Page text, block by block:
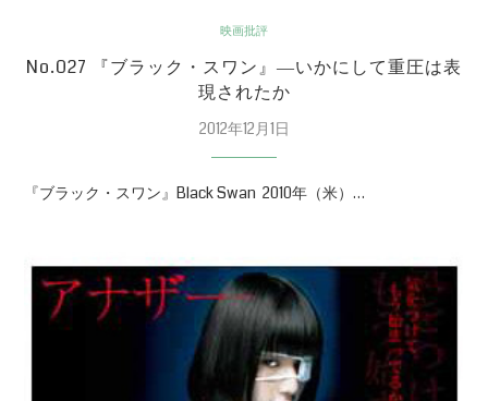
映画批評
No.027 『ブラック・スワン』―いかにして重圧は表
現されたか
2012年12月1日
『ブラック・スワン』Black Swan 2010年（米）…